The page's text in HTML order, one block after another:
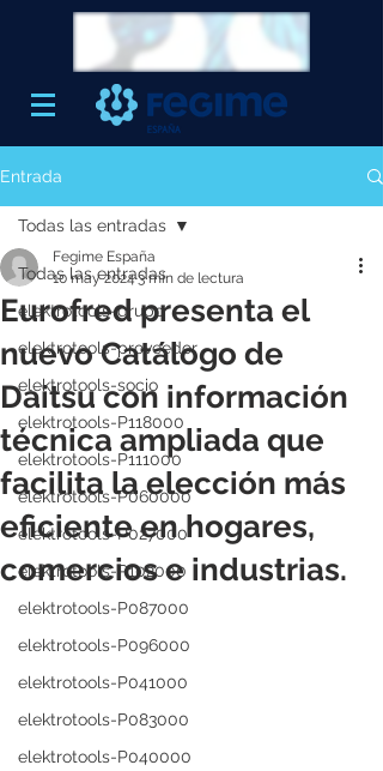
Entrada
Todas las entradas
elektrotools-grupo
elektrotools-proveedor
elektrotools-socio
elektrotools-P118000
elektrotools-P111000
elektrotools-P060000
elektrotools-P027000
elektrotools-P102000
elektrotools-P087000
elektrotools-P096000
elektrotools-P041000
elektrotools-P083000
elektrotools-P040000
Todas las entradas
Eurofred presenta el
nuevo Catálogo de
Daitsu con información
técnica ampliada que
facilita la elección más
eficiente en hogares,
comercios e industrias.
Fegime España
10 may 20243 min de lectura